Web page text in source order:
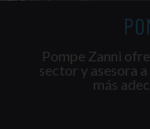
Pompe Zanni
sector y asesora
más